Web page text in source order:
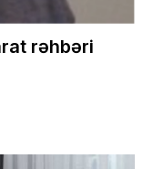
rəhbəri